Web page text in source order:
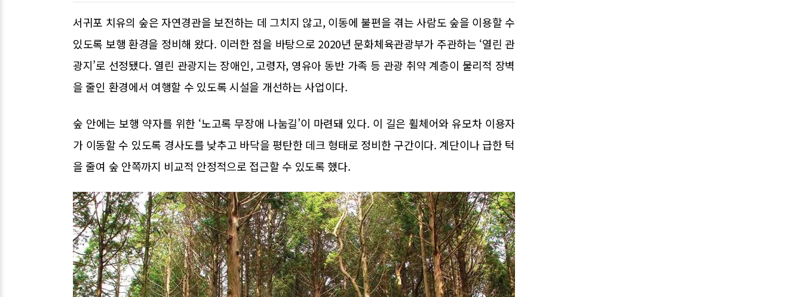
서귀포 치유의 숲은 자연경관을 보전하는 데 그치지 않고, 이동에 불편을 겪는 사람도 숲을 이용할 수
있도록 보행 환경을 정비해 왔다. 이러한 점을 바탕으로 2020년 문화체육관광부가 주관하는 ‘열린 관
광지’로 선정됐다. 열린 관광지는 장애인, 고령자, 영유아 동반 가족 등 관광 취약 계층이 물리적 장벽
을 줄인 환경에서 여행할 수 있도록 시설을 개선하는 사업이다.
숲 안에는 보행 약자를 위한 ‘노고록 무장애 나눔길’이 마련돼 있다. 이 길은 휠체어와 유모차 이용자
가 이동할 수 있도록 경사도를 낮추고 바닥을 평탄한 데크 형태로 정비한 구간이다. 계단이나 급한 턱
을 줄여 숲 안쪽까지 비교적 안정적으로 접근할 수 있도록 했다.